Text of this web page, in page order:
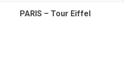
PARIS – Tour Eiffel